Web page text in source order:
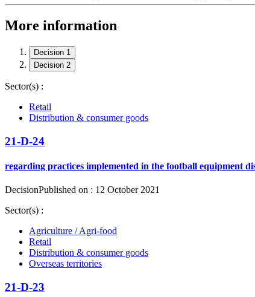
More information
Decision 1
Decision 2
Sector(s) :
Retail
Distribution & consumer goods
21-D-24
regarding practices implemented in the football equipment
DecisionPublished on : 12 October 2021
Sector(s) :
Agriculture / Agri-food
Retail
Distribution & consumer goods
Overseas territories
21-D-23